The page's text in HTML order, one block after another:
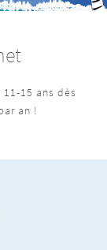
15 ans dès
an !